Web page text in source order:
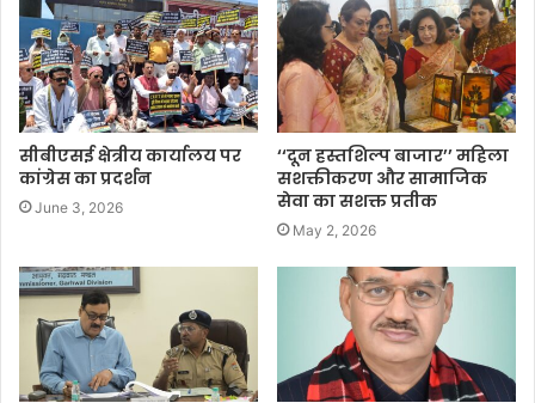
सीबीएसई क्षेत्रीय कार्यालय पर
कांग्रेस का प्रदर्शन
June 3, 2026
‘‘दून हस्तशिल्प बाजार’’ महिला
सशक्तीकरण और सामाजिक
सेवा का सशक्त प्रतीक
May 2, 2026